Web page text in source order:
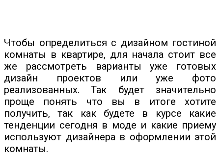
Чтобы определиться с дизайном гостиной
комнаты в квартире, для начала стоит все
же рассмотреть варианты уже готовых
дизайн проектов или уже фото
реализованных. Так будет значительно
проще понять что вы в итоге хотите
получить, так как будете в курсе какие
тенденции сегодня в моде и какие приему
используют дизайнера в оформлении этой
комнаты.